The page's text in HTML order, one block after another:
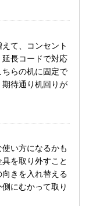
て、コンセント
長コードで対応
らの机に固定で
待通り机回りが
い方になるかも
を取り外すこと
きを入れ替える
にむかって取り